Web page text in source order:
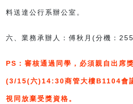
料送達公行系辦公室。
六、業務承辦人：傅秋月(分機：
PS：審核通過同學，必須親自出席
(3/15(六)14:30商管大樓B1104會
視同放棄受獎資格。